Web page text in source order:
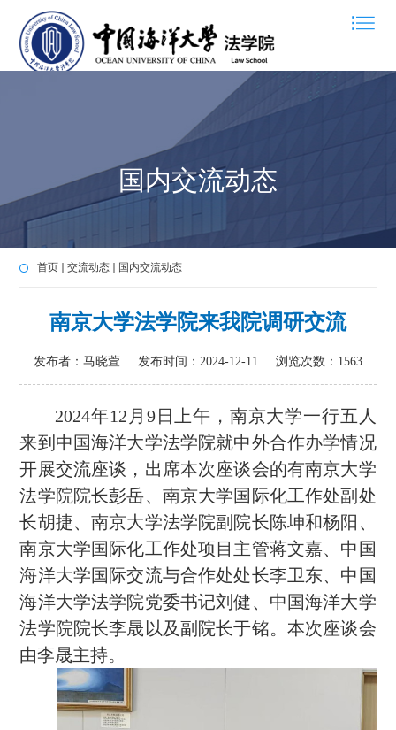
国内交流动态
首页 交流动态 国内交流动态
南京大学法学院来我院调研交流
发布者：马晓萱 发布时间：2024-12-11 浏览次数： 1563
2024年12月9日上午，南京大学一行五人
来到中国海洋大学法学院就中外合作办学情况
开展交流座谈，出席本次座谈会的有南京大学
法学院院长彭岳、南京大学国际化工作处副处
长胡捷、南京大学法学院副院长陈坤和杨阳、
南京大学国际化工作处项目主管蒋文嘉、中国
海洋大学国际交流与合作处处长李卫东、中国
海洋大学法学院党委书记刘健、中国海洋大学
法学院院长李晟以及副院长于铭。本次座谈会
由李晟主持。